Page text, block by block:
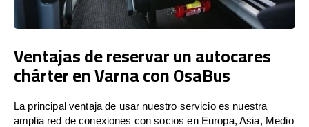
Ventajas de reservar un autocares
chárter en Varna con OsaBus
La principal ventaja de usar nuestro servicio es nuestra
amplia red de conexiones con socios en Europa, Asia, Medio